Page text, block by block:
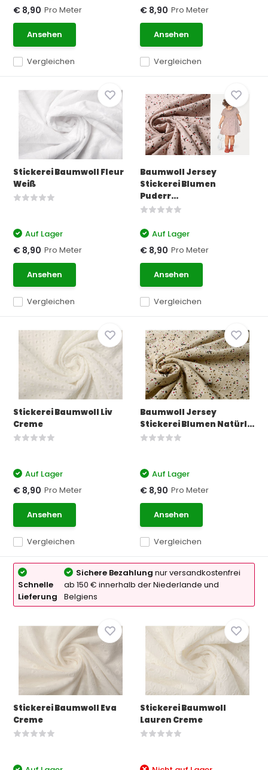
Vergleichen
€ 8,90 Pro Meter
Ansehen
Vergleichen
€ 8,90 Pro Meter
Ansehen
Stickerei Baumwoll Fleur
Weiß
Vergleichen
Auf Lager
€ 8,90 Pro Meter
Ansehen
Baumwoll Jersey
Stickerei Blumen
Puderr...
Vergleichen
Auf Lager
€ 8,90 Pro Meter
Ansehen
Stickerei Baumwoll Liv
Creme
Vergleichen
Auf Lager
€ 8,90 Pro Meter
Ansehen
Baumwoll Jersey
Stickerei Blumen Natürl...
Vergleichen
Auf Lager
€ 8,90 Pro Meter
Ansehen
Schnelle
Lieferung
Sichere Bezahlung nur versandkostenfrei
ab 150 € innerhalb der Niederlande und
Belgiens
Stickerei Baumwoll Eva
Creme
Stickerei Baumwoll
Lauren Creme